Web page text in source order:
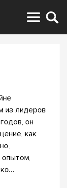
из лидеров
он
как